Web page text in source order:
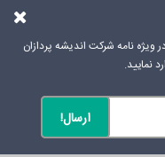
نامه شرکت اندیشه پردازان
نمایید.